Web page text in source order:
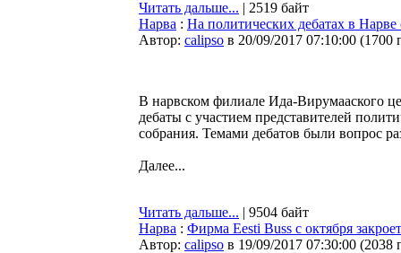
Читать дальше... | 2519 байт
Нарва : На политических дебатах в
Автор: calipso в 20/09/2017 07:10:00 (1700
В нарвском филиале Ида-Вирумааского
дебаты с участием представителей
собрания. Темами дебатов были вопрос
Далее...
Читать дальше... | 9504 байт
Нарва : Фирма Eesti Buss с октября
Автор: calipso в 19/09/2017 07:30:00 (2038